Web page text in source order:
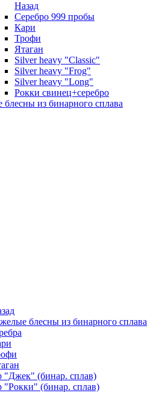
Назад
Серебро 999 пробы
Кари
Трофи
Ятаган
Silver heavy "Classic"
Silver heavy "Frog"
Silver heavy "Long"
Рокки свинец+серебро
блесны из бинарного сплава
блесны из бинарного сплава
"Джек" (бинар. сплав)
"Рокки" (бинар. сплав)